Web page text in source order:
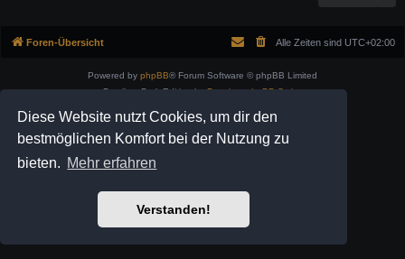
Diese Website nutzt Cookies, um dir den
bestmöglichen Komfort bei der Nutzung zu
bieten. Mehr erfahren
Verstanden!
Foren-Übersicht Alle Zeiten sind UTC+02:00
Powered by phpBB® Forum Software © phpBB Limited
Prosilver Dark Edition byPremium phpBB Styles
Datenschutz|Nutzungsbedingungen